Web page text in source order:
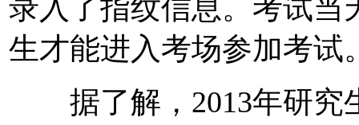
录入了指纹信息。考试当
生才能进入考场参加考试
据了解，2013年研究